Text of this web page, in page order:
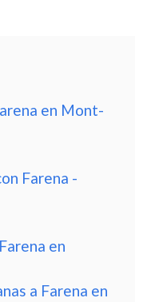
en Mont-
Farena -
en
a Farena en